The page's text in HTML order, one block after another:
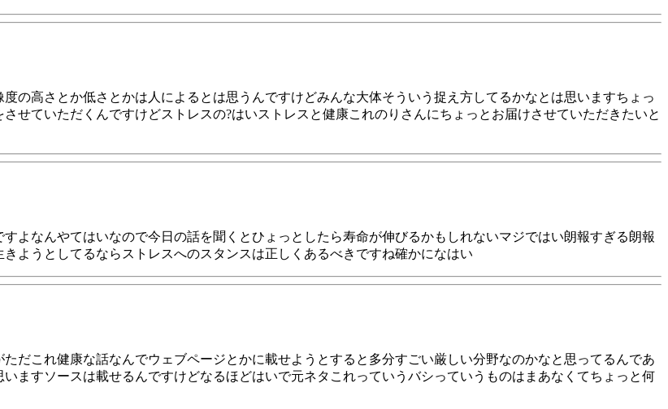
の高さとか低さとかは人によるとは思うんですけどみんな大体そういう捉え方してるかなとは思いますちょっ
せていただくんですけどストレスの?はいストレスと健康これのりさんにちょっとお届けさせていただきたいと
よなんやてはいなので今日の話を聞くとひょっとしたら寿命が伸びるかもしれないマジではい朗報すぎる朗報
ようとしてるならストレスへのスタンスは正しくあるべきですね確かになはい
だこれ健康な話なんでウェブページとかに載せようとすると多分すごい厳しい分野なのかなと思ってるんであ
ますソースは載せるんですけどなるほどはいで元ネタこれっていうバシっていうものはまあなくてちょっと何